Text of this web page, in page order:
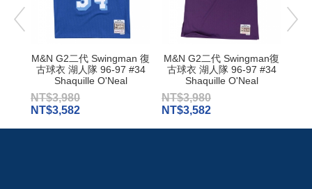
M&N G2二代 Swingman 復
古球衣 湖人隊 96-97 #34
Shaquille O'Neal
NT$3,980
NT$3,582
M&N G2二代 Swingman復
古球衣 湖人隊 96-97 #34
Shaquille O'Neal
NT$3,980
NT$3,582